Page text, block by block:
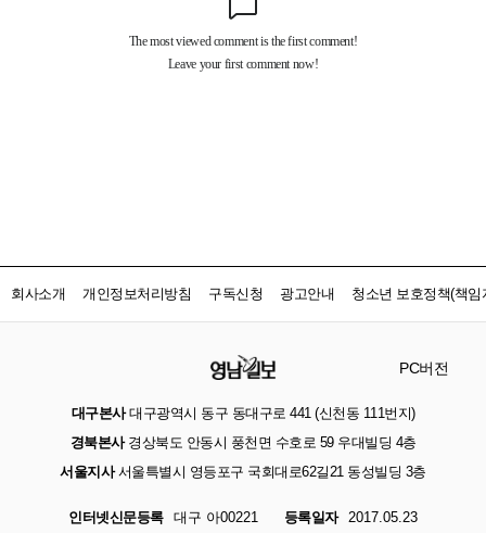
회사소개 개인정보처리방침 구독신청 광고안내 청소년 보호정책(책임
PC버전
대구본사대구광역시 동구 동대구로 441 (신천동 111번지)
경북본사경상북도 안동시 풍천면 수호로 59 우대빌딩 4층
서울지사서울특별시 영등포구 국회대로62길21 동성빌딩 3층
인터넷신문등록 대구 아00221 등록일자
2017.05.23